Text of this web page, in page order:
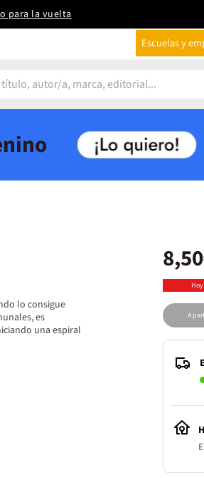
para la vuelta
Escuelas y
lo consigue
es
una espiral
A